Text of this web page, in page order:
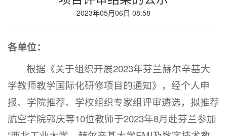
2023年05月06日 08:58
各单位：
根据《关于组织开展2023年芬兰赫尔辛基大
学教师教学国际化研修项目的通知》，经个人申
报、学院推荐、学校组织专家组评审遴选，拟推荐
航空学院郭庆等10位教师于2023年8月赴芬兰参加